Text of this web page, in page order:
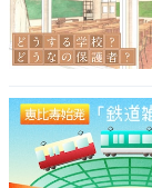
「不安」の類
り越し苦労、無
【例文】